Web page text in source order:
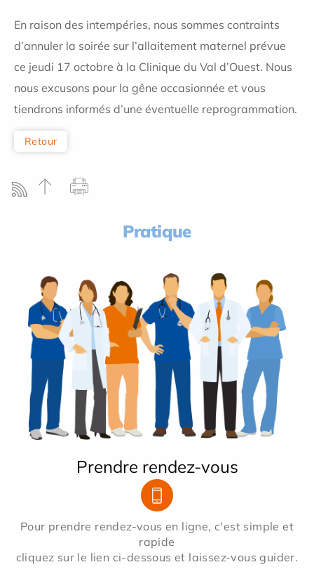
En raison des intempéries, nous sommes contraints
d’annuler la soirée sur l’allaitement maternel prévue
ce jeudi 17 octobre à la Clinique du Val d’Ouest. Nous
nous excusons pour la gêne occasionnée et vous
tiendrons informés d’une éventuelle reprogrammation.
Retour
Pratique
Prendre rendez-vous
Pour prendre rendez-vous en ligne, c'est simple et
rapide
cliquez sur le lien ci-dessous et laissez-vous guider.